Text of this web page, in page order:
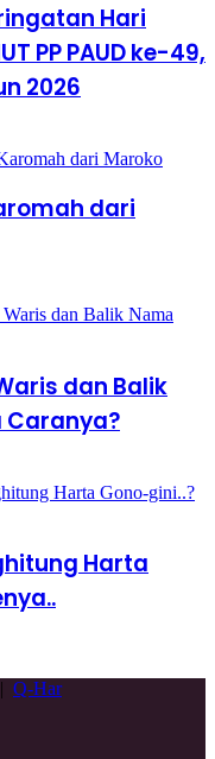
Hari
PP PAUD ke-49,
2026
dari
dan Balik
Caranya?
Harta
Q-Har